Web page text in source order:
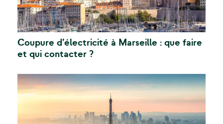
Coupure d’électricité à Marseille : que faire
et qui contacter ?